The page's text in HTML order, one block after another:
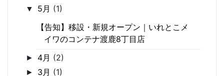
▼ 5月 (1)
【告知】移設・新規オープン｜いれとこメ
イワのコンテナ渡鹿8丁目店
► 4月 (2)
► 3月 (1)